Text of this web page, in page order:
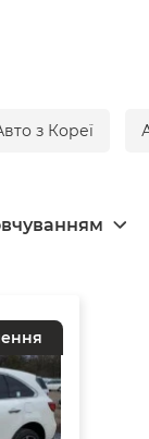
з Кореї